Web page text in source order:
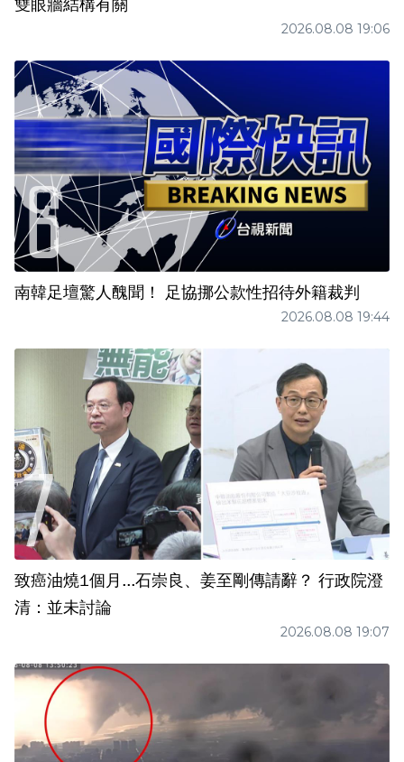
雙眼牆結構有關
2026.08.08 19:06
南韓足壇驚人醜聞！ 足協挪公款性招待外籍裁判
2026.08.08 19:44
致癌油燒1個月...石崇良、姜至剛傳請辭？ 行政院澄
清：並未討論
2026.08.08 19:07